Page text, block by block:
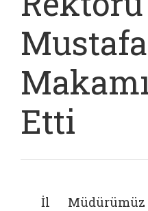
Mustafa
Etti
İl